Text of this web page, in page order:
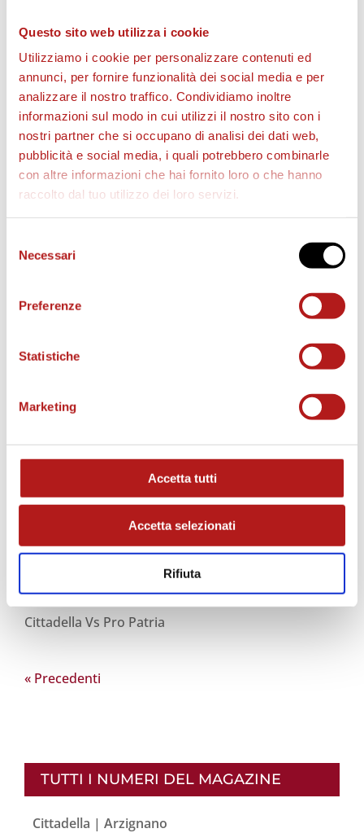
Questo sito web utilizza i cookie
Utilizziamo i cookie per personalizzare contenuti ed
annunci, per fornire funzionalità dei social media e per
analizzare il nostro traffico. Condividiamo inoltre
informazioni sul modo in cui utilizzi il nostro sito con i
nostri partner che si occupano di analisi dei dati web,
pubblicità e social media, i quali potrebbero combinarle
con altre informazioni che hai fornito loro o che hanno
raccolto dal tuo utilizzo dei loro servizi.
delNecessari
Preferenze
Statistiche
Marketing
Accetta tutti
Accetta selezionati
Rifiuta
Cittanews 5ª ritorno
magazine_2015-16
Cittadella Vs Renate
magazine_2015-16
Cittadella Vs Pro Patria
TUTTI I NUMERI DEL MAGAZINE
Cittadella | Arzignano